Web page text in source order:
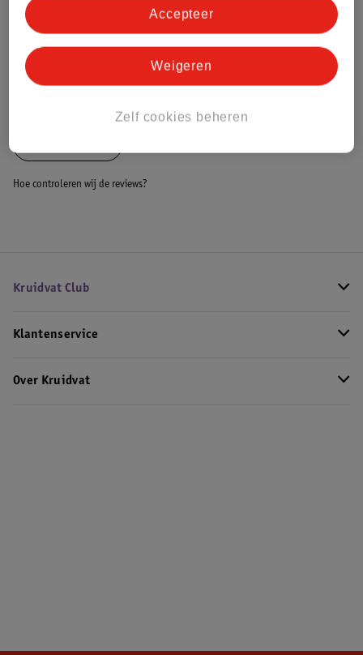
Bestel & Bezorginformatie
Hoe controleren wij de reviews?
Kruidvat Club
Klantenservice
Over Kruidvat
Zelf cookies beheren
Weigeren
Accepteer